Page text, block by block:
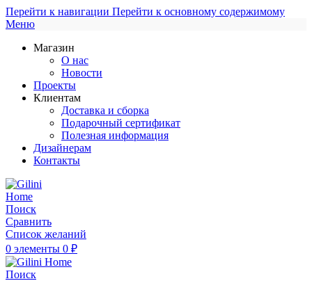
Перейти к навигации Перейти к основному содержимому
Меню
Магазин
О нас
Новости
Проекты
Клиентам
Доставка и сборка
Подарочный сертификат
Полезная информация
Дизайнерам
Контакты
Поиск
Сравнить
Список желаний
0 элементы 0 ₽
Поиск